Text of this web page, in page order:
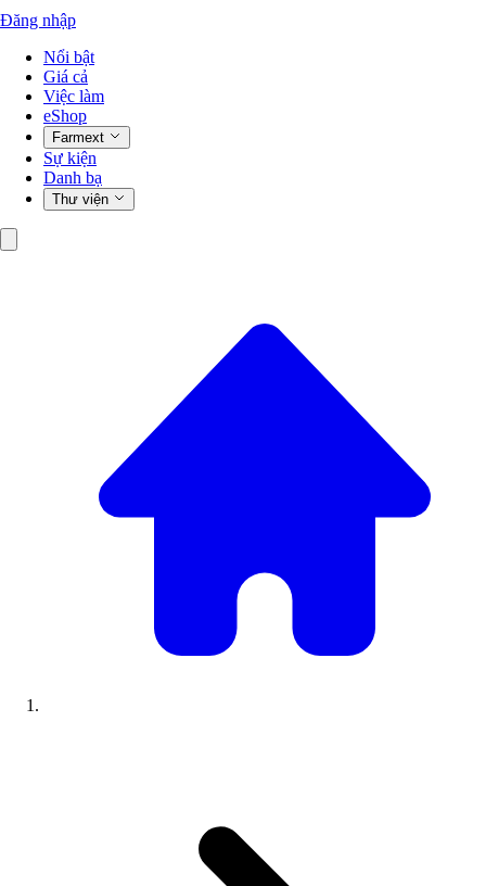
Đăng nhập
Nổi bật
Giá cả
Việc làm
eShop
Farmext
Sự kiện
Danh bạ
Thư viện